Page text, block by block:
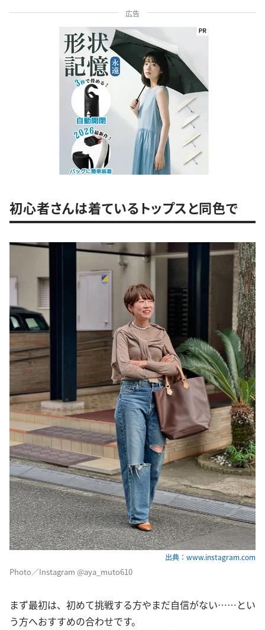
広告
初心者さんは着ているトップスと同色で
出典：www.instagram.com
Photo／Instagram @aya_muto610
まず最初は、初めて挑戦する方やまだ自信がない……とい
う方へおすすめの合わせです。